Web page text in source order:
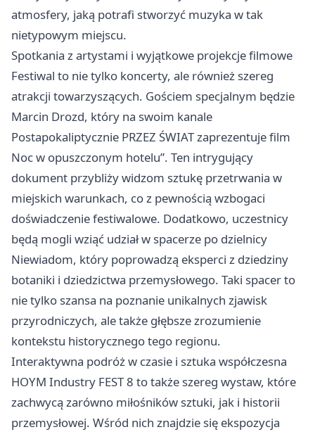
atmosfery, jaką potrafi stworzyć muzyka w tak
nietypowym miejscu.
Spotkania z artystami i wyjątkowe projekcje filmowe
Festiwal to nie tylko koncerty, ale również szereg
atrakcji towarzyszących. Gościem specjalnym będzie
Marcin Drozd, który na swoim kanale
Postapokaliptycznie PRZEZ ŚWIAT zaprezentuje film
Noc w opuszczonym hotelu”. Ten intrygujący
dokument przybliży widzom sztukę przetrwania w
miejskich warunkach, co z pewnością wzbogaci
doświadczenie festiwalowe. Dodatkowo, uczestnicy
będą mogli wziąć udział w spacerze po dzielnicy
Niewiadom, który poprowadzą eksperci z dziedziny
botaniki i dziedzictwa przemysłowego. Taki spacer to
nie tylko szansa na poznanie unikalnych zjawisk
przyrodniczych, ale także głębsze zrozumienie
kontekstu historycznego tego regionu.
Interaktywna podróż w czasie i sztuka współczesna
HOYM Industry FEST 8 to także szereg wystaw, które
zachwycą zarówno miłośników sztuki, jak i historii
przemysłowej. Wśród nich znajdzie się ekspozycja